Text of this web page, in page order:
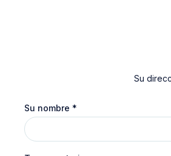
Su
Su nombre *